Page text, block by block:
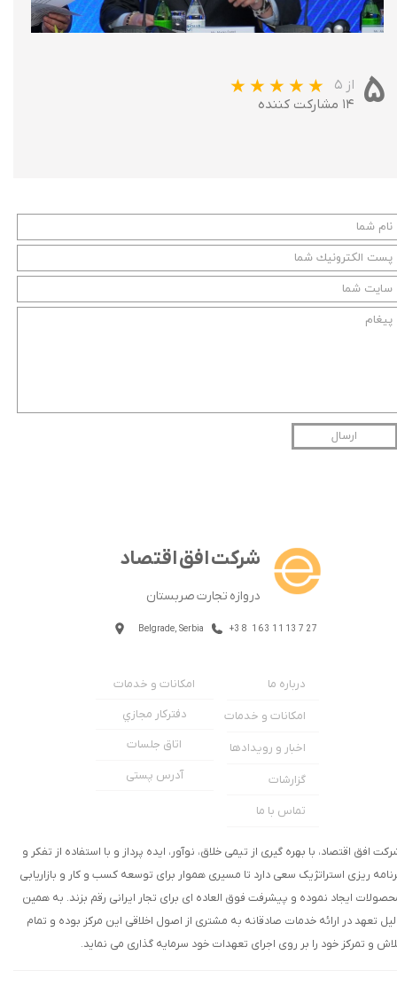
۵ از ۵
۱۴ مشارکت کننده
ارسال
شرکت افق اقتصاد
دروازه تجارت صربستان
Belgrade, Serbia +38 1631113727
درباره ما
امکانات و خدمات
اخبار و رویدادها
گزارشات
تماس با ما
امکانات و خدمات
دفترکار مجازي
اتاق جلسات
آدرس پستی
افق اقتصاد، با بهره گیری از تیمی خلاق، نوآور، ایده پرداز و با استفاده از تفکر و
ریزی استراتژیک سعی دارد تا مسیری هموار برای توسعه کسب و کار و بازاریابی
ایجاد نموده و پیشرفت فوق العاده ای برای تجار ایرانی رقم بزند. به همین
تعهد در ارائه خدمات صادقانه به مشتری از اصول اخلاقی این مرکز بوده و تمام
و تمرکز خود را بر روی اجرای تعهدات خود سرمایه گذاری می نماید.